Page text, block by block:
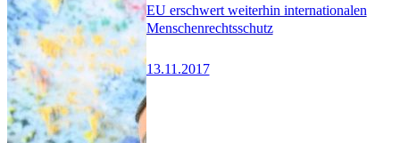
EU erschwert weiterhin internationalen
Menschenrechtsschutz
13.11.2017